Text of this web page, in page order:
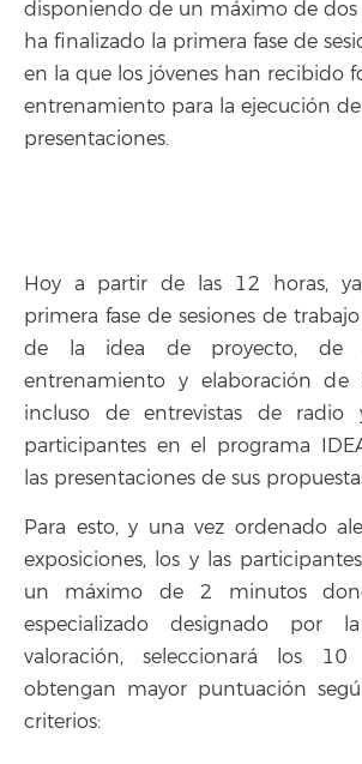
disponiendo de un máximo de dos
ha finalizado la primera fase de
en la que los jóvenes han recibido
entrenamiento para la ejecución de
presentaciones.
Hoy a partir de las 12 horas,
primera fase de sesiones de
de la idea de proyecto, de
entrenamiento y elaboración de
incluso de entrevistas de
participantes en el programa
las presentaciones de sus
Para esto, y una vez ordenado
exposiciones, los y las
un máximo de 2 minutos
especializado designado por
valoración, seleccionará los
obtengan mayor puntuación
criterios: